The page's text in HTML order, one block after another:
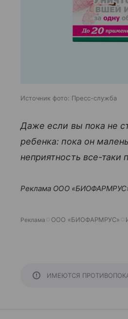
Источник фото: Пресс-служба
Даже если вы пока не
ребенка: пока он
неприятность все-таки
Реклама ООО
Реклама ООО «БИОФАРМРУС»
ИМЕЮТСЯ